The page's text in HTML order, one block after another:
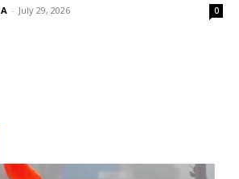
- July 29, 2026 0